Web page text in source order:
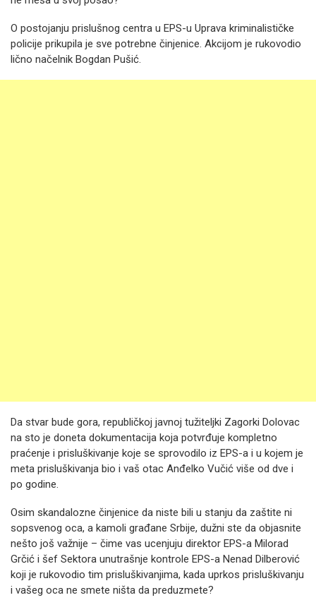
O postojanju prislušnog centra u EPS-u Uprava kriminalističke
policije prikupila je sve potrebne činjenice. Akcijom je rukovodio
lično načelnik Bogdan Pušić.
Da stvar bude gora, republičkoj javnoj tužiteljki Zagorki Dolovac
na sto je doneta dokumentacija koja potvrđuje kompletno
praćenje i prisluškivanje koje se sprovodilo iz EPS-a i u kojem je
meta prisluškivanja bio i vaš otac Anđelko Vučić više od dve i
po godine.
Osim skandalozne činjenice da niste bili u stanju da zaštite ni
sopsvenog oca, a kamoli građane Srbije, dužni ste da objasnite
nešto još važnije – čime vas ucenjuju direktor EPS-a Milorad
Grčić i šef Sektora unutrašnje kontrole EPS-a Nenad Dilberović
koji je rukovodio tim prisluškivanjima, kada uprkos prisluškivanju
i vašeg oca ne smete ništa da preduzmete?